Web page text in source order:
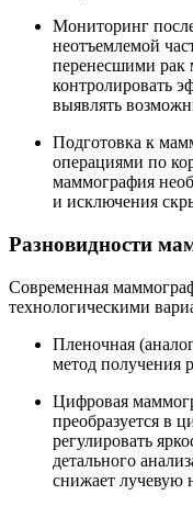
Мониторинг
неотъемлемой
перенесшими рак
контролировать
выявлять
Подготовка к
операциями по
маммография
и исключения
Разновидности
Современная
технологическими
Пленочная
метод получения
Цифровая
преобразуется в
регулировать
детального
снижает лучевую